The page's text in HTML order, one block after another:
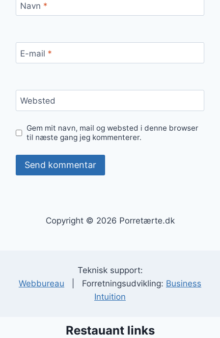
Navn *
E-mail *
Websted
Gem mit navn, mail og websted i denne browser
til næste gang jeg kommenterer.
Copyright © 2026 Porretærte.dk
Teknisk support:
Webbureau | Forretningsudvikling: Business
Intuition
Restauant links